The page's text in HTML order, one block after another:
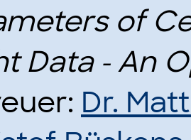
of
Data - An
Dr.